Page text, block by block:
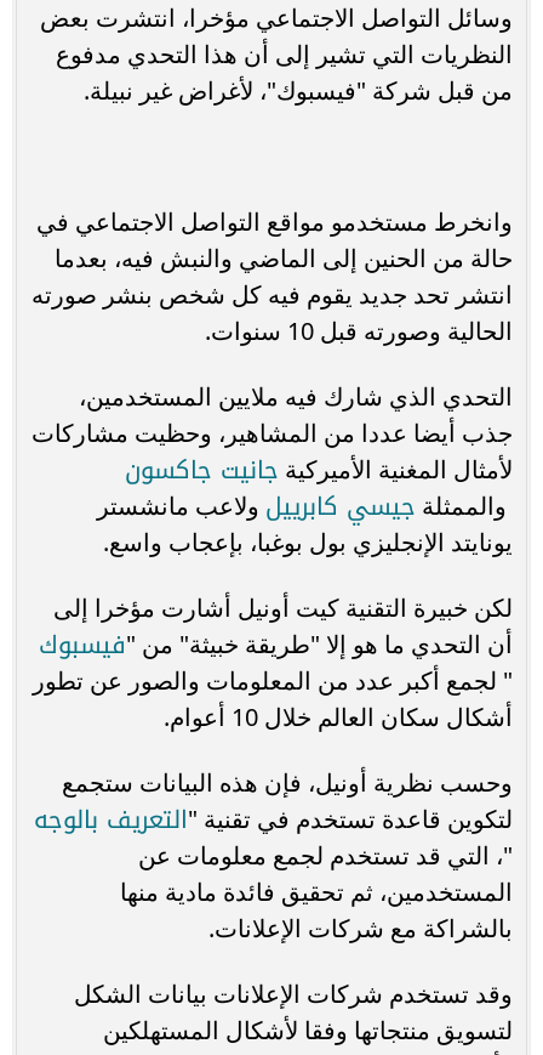
وسائل التواصل الاجتماعي مؤخرا، انتشرت بعض
النظريات التي تشير إلى أن هذا التحدي مدفوع
من قبل شركة "فيسبوك"، لأغراض غير نبيلة.
وانخرط مستخدمو مواقع التواصل الاجتماعي في
حالة من الحنين إلى الماضي والنبش فيه، بعدما
انتشر تحد جديد يقوم فيه كل شخص بنشر صورته
الحالية وصورته قبل 10 سنوات.
التحدي الذي شارك فيه ملايين المستخدمين،
جذب أيضا عددا من المشاهير، وحظيت مشاركات
لأمثال المغنية الأميركية جانيت جاكسون
والممثلة جيسي كابرييل ولاعب مانشستر
يونايتد الإنجليزي بول بوغبا، بإعجاب واسع.
لكن خبيرة التقنية كيت أونيل أشارت مؤخرا إلى
أن التحدي ما هو إلا "طريقة خبيثة" من "فيسبوك
" لجمع أكبر عدد من المعلومات والصور عن تطور
أشكال سكان العالم خلال 10 أعوام.
وحسب نظرية أونيل، فإن هذه البيانات ستجمع
لتكوين قاعدة تستخدم في تقنية "التعريف بالوجه
"، التي قد تستخدم لجمع معلومات عن
المستخدمين، ثم تحقيق فائدة مادية منها
بالشراكة مع شركات الإعلانات.
وقد تستخدم شركات الإعلانات بيانات الشكل
لتسويق منتجاتها وفقا لأشكال المستهلكين